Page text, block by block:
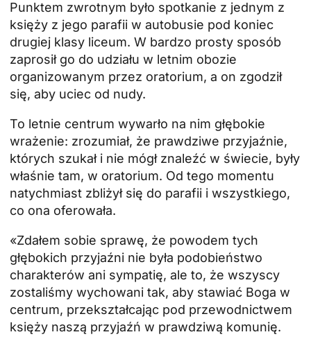
Punktem zwrotnym było spotkanie z jednym z
księży z jego parafii w autobusie pod koniec
drugiej klasy liceum. W bardzo prosty sposób
zaprosił go do udziału w letnim obozie
organizowanym przez oratorium, a on zgodził
się, aby uciec od nudy.
To letnie centrum wywarło na nim głębokie
wrażenie: zrozumiał, że prawdziwe przyjaźnie,
których szukał i nie mógł znaleźć w świecie, były
właśnie tam, w oratorium. Od tego momentu
natychmiast zbliżył się do parafii i wszystkiego,
co ona oferowała.
«Zdałem sobie sprawę, że powodem tych
głębokich przyjaźni nie była podobieństwo
charakterów ani sympatię, ale to, że wszyscy
zostaliśmy wychowani tak, aby stawiać Boga w
centrum, przekształcając pod przewodnictwem
księży naszą przyjaźń w prawdziwą komunię.